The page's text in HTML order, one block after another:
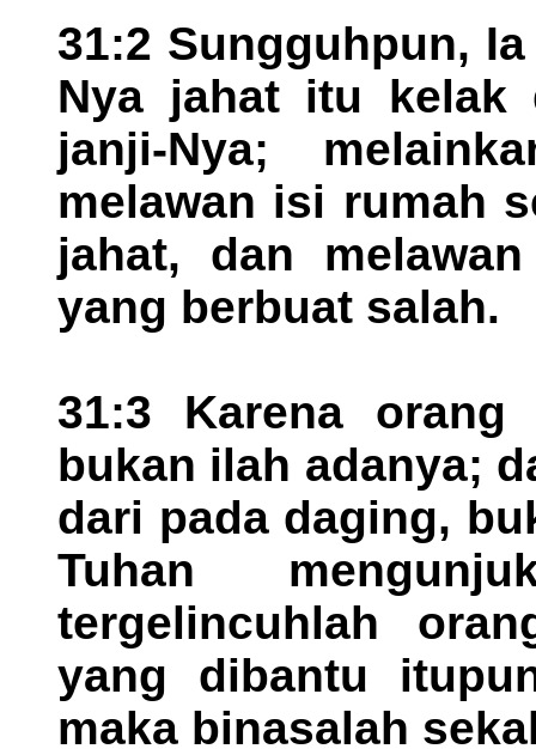
31:2 Sungguhpun,
Nya jahat itu kelak
janji-Nya;
melawan isi rumah
jahat, dan
yang berbuat salah.
31:3 Karena
bukan ilah adanya;
dari pada daging,
Tuhan
tergelincuhlah
yang dibantu
maka binasalah